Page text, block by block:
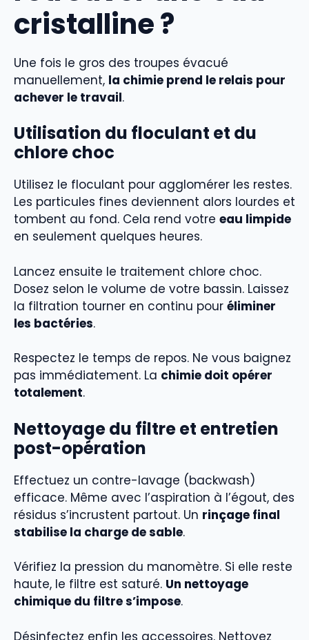
cristalline ?
Une fois le gros des troupes évacué
manuellement, la chimie prend le relais pour
achever le travail.
Utilisation du floculant et du
chlore choc
Utilisez le floculant pour agglomérer les restes.
Les particules fines deviennent alors lourdes et
tombent au fond. Cela rend votre eau limpide
en seulement quelques heures.
Lancez ensuite le traitement chlore choc.
Dosez selon le volume de votre bassin. Laissez
la filtration tourner en continu pour éliminer
les bactéries.
Respectez le temps de repos. Ne vous baignez
pas immédiatement. La chimie doit opérer
totalement.
Nettoyage du filtre et entretien
post-opération
Effectuez un contre-lavage (backwash)
efficace. Même avec l’aspiration à l’égout, des
résidus s’incrustent partout. Un rinçage final
stabilise la charge de sable.
Vérifiez la pression du manomètre. Si elle reste
haute, le filtre est saturé. Un nettoyage
chimique du filtre s’impose.
Désinfectez enfin les accessoires. Nettoyez